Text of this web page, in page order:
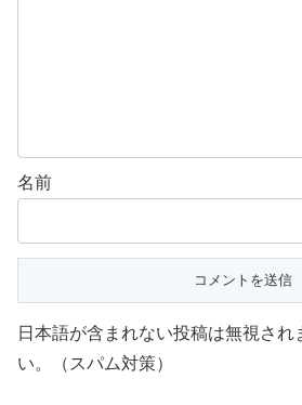
名前
日本語が含まれない投稿は無視され
い。（スパム対策）